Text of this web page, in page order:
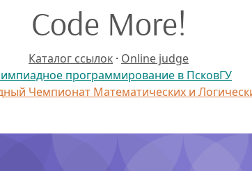
Code More!
Каталог ссылок · Online judge
программирование в ПсковГУ
Чемпионат Математических и